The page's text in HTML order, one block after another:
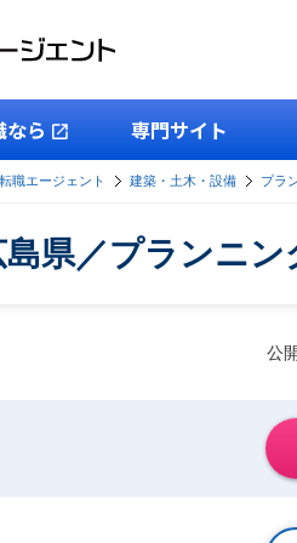
なら 専門サイト
職エージェント 建築・土木・設備 プラ
島県／プランニン
公